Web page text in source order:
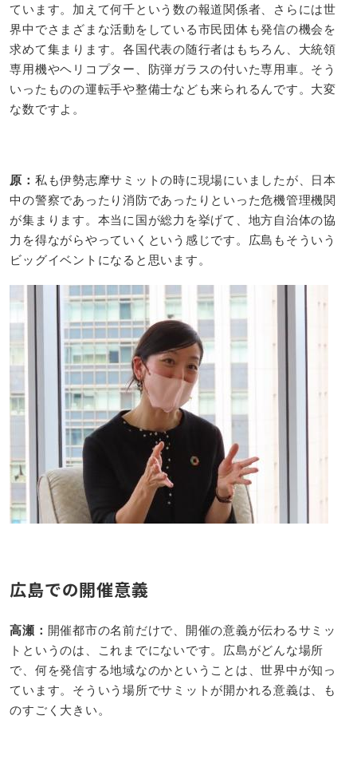
ています。加えて何千という数の報道関係者、さらには世
界中でさまざまな活動をしている市民団体も発信の機会を
求めて集まります。各国代表の随行者はもちろん、大統領
専用機やヘリコプター、防弾ガラスの付いた専用車。そう
いったものの運転手や整備士なども来られるんです。大変
な数ですよ。
原：​ 私も伊勢志摩サミットの時に現場にいましたが、日本
中の警察であったり消防であったりといった危機管理機関
が集まります。本当に国が総力を挙げて、地方自治体の協
力を得ながらやっていくという感じです。広島もそういう
ビッグイベントになると思います。
広島での開催意義
高瀬：​ 開催都市の名前だけで、開催の意義が伝わるサミッ
トというのは、これまでにないです。広島がどんな場所
で、何を発信する地域なのかということは、世界中が知っ
ています。そういう場所でサミットが開かれる意義は、も
のすごく大きい。